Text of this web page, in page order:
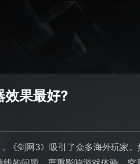
效果最好?
《剑网3》吸引了众多海外玩家